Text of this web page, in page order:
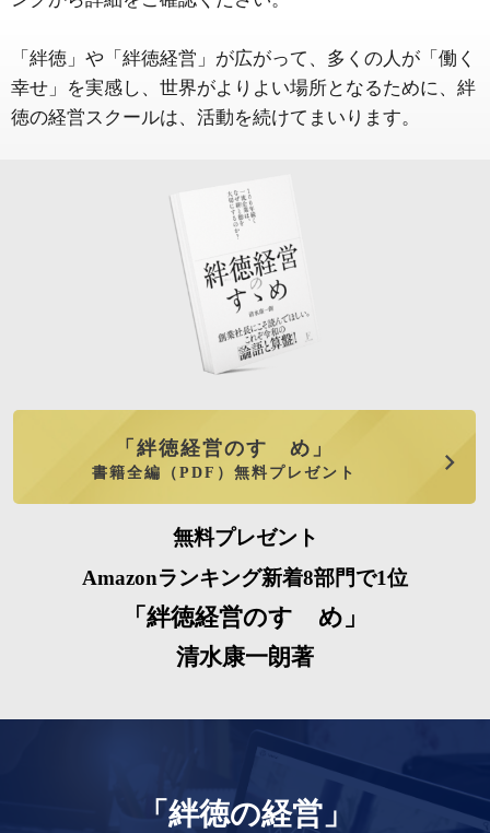
「絆徳」や「絆徳経営」が広がって、多くの人が「働く
幸せ」を実感し、世界がよりよい場所となるために、絆
徳の経営スクールは、活動を続けてまいります。
「絆徳経営のすゝめ」
書籍全編（PDF）無料プレゼント
無料プレゼント
Amazonランキング新着8部門で1位
「絆徳経営のすゝめ」
清水康一朗著
「絆徳の経営」